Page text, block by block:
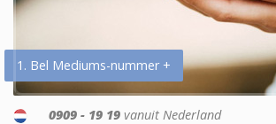
1. Bel Mediums-nummer +
0909 - 19 19 vanuit Nederland